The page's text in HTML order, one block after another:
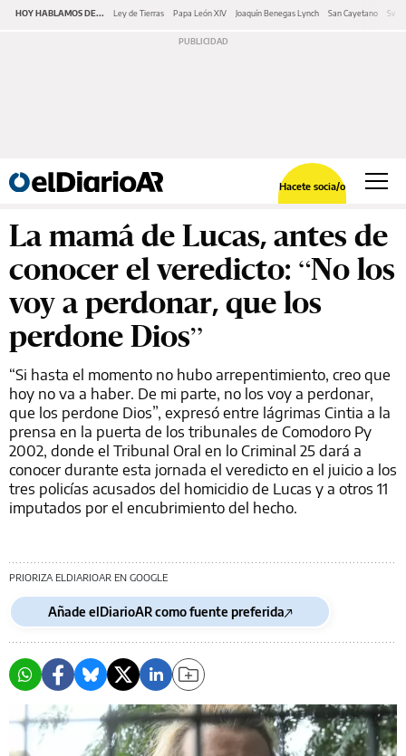
HOY HABLAMOS DE... Ley de Tierras Papa León XIV Joaquín Benegas Lynch San Cayetano
Hacete socia/o
La mamá de Lucas, antes de
conocer el veredicto: “No los
voy a perdonar, que los
perdone Dios”
“Si hasta el momento no hubo arrepentimiento, creo que
hoy no va a haber. De mi parte, no los voy a perdonar,
que los perdone Dios”, expresó entre lágrimas Cintia a la
prensa en la puerta de los tribunales de Comodoro Py
2002, donde el Tribunal Oral en lo Criminal 25 dará a
conocer durante esta jornada el veredicto en el juicio a los
tres policías acusados del homicidio de Lucas y a otros 11
imputados por el encubrimiento del hecho.
PRIORIZA ELDIARIOAR EN GOOGLE
Añade elDiarioAR como fuente preferida